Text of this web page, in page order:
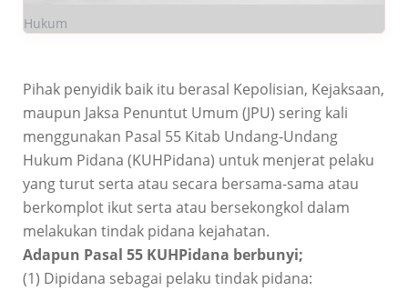
Hukum
Pihak penyidik baik itu berasal Kepolisian, Kejaksaan,
maupun Jaksa Penuntut Umum (JPU) sering kali
menggunakan Pasal 55 Kitab Undang-Undang
Hukum Pidana (KUHPidana) untuk menjerat pelaku
yang turut serta atau secara bersama-sama atau
berkomplot ikut serta atau bersekongkol dalam
melakukan tindak pidana kejahatan.
Adapun Pasal 55 KUHPidana berbunyi;
(1) Dipidana sebagai pelaku tindak pidana: